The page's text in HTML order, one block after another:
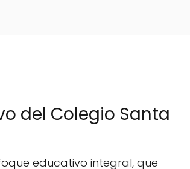
del Colegio Santa
educativo integral, que